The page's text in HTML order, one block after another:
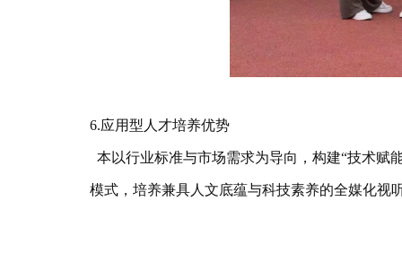
6.应用型人才培养优势
本以行业标准与市场需求为导向，构建“技术赋
模式，培养兼具人文底蕴与科技素养的全媒化视